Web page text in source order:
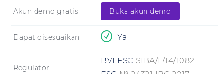
Akun demo gratis Buka akun demo
Dapat disesuaikan Ya
Regulator
BVI FSC SIBA/L/14/1082